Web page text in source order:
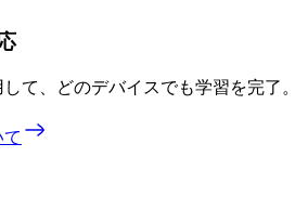
て、どのデバイスでも学習を完了。